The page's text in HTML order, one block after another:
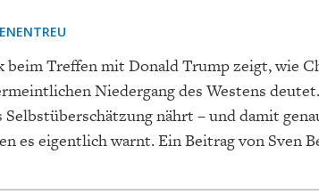
beim Treffen mit Donald Trump zeigt, wie
Niedergang des Westens
nährt – und damit
es eigentlich warnt. Ein Beitrag von Sven